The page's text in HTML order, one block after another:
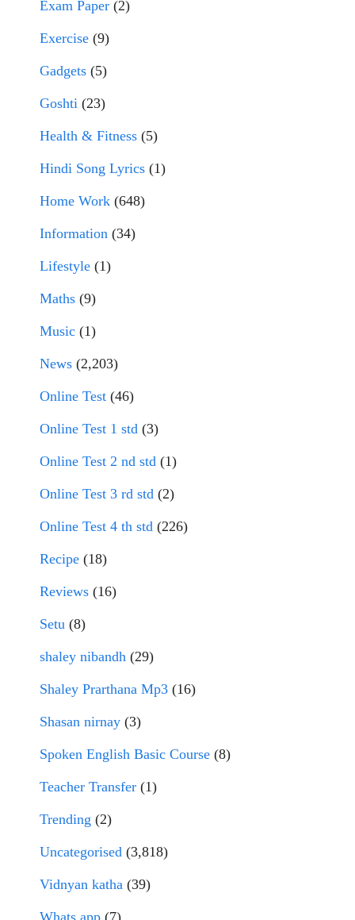
Exam Paper (2)
Exercise (9)
Gadgets (5)
Goshti (23)
Health & Fitness (5)
Hindi Song Lyrics (1)
Home Work (648)
Information (34)
Lifestyle (1)
Maths (9)
Music (1)
News (2,203)
Online Test (46)
Online Test 1 std (3)
Online Test 2 nd std (1)
Online Test 3 rd std (2)
Online Test 4 th std (226)
Recipe (18)
Reviews (16)
Setu (8)
shaley nibandh (29)
Shaley Prarthana Mp3 (16)
Shasan nirnay (3)
Spoken English Basic Course (8)
Teacher Transfer (1)
Trending (2)
Uncategorised (3,818)
Vidnyan katha (39)